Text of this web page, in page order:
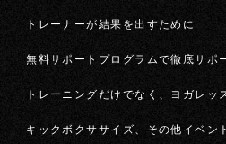
トレーナーが結果を出すために
無料サポートプログラムで徹底サポ
トレーニングだけでなく、ヨガレッ
キックボクササイズ、その他イベン